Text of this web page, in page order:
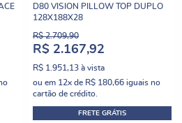
D80 VISION PILLOW TOP DUPLO
128X188X28
R$ 2.709,90
R$ 2.167,92
R$ 1.951,13 à vista
ou em 12x de R$ 180,66 iguais no
cartão de crédito.
FRETE GRÁTIS